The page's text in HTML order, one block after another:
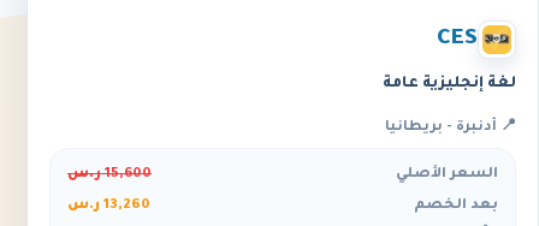
CES
لغة إنجليزية عامة
📍 أدنبرة - بريطانيا
السعر الأصلي
15,600 ر.س
بعد الخصم
13,260 ر.س